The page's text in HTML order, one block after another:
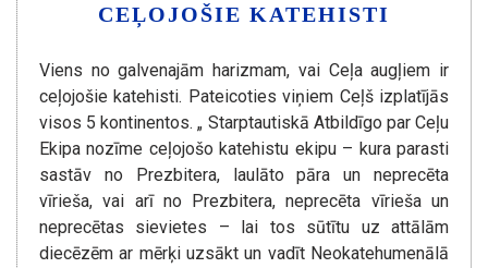
CEĻOJOŠIE KATEHISTI
Viens no galvenajām harizmam, vai Ceļa augļiem ir
ceļojošie katehisti. Pateicoties viņiem Ceļš izplatījās
visos 5 kontinentos. „ Starptautiskā Atbildīgo par Ceļu
Ekipa nozīme ceļojošo katehistu ekipu – kura parasti
sastāv no Prezbitera, laulāto pāra un neprecēta
vīrieša, vai arī no Prezbitera, neprecēta vīrieša un
neprecētas sievietes – lai tos sūtītu uz attālām
diecēzēm ar mērķi uzsākt un vadīt Neokatehumenālā